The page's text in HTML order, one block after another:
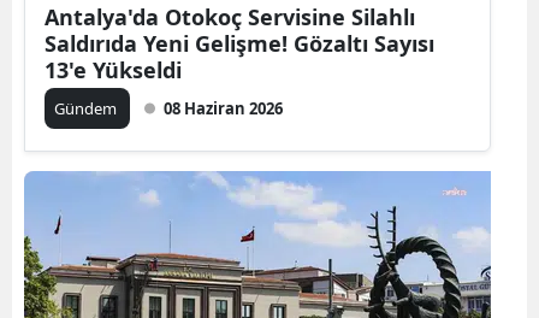
Antalya'da Otokoç Servisine Silahlı
Saldırıda Yeni Gelişme! Gözaltı Sayısı
13'e Yükseldi
Gündem 08 Haziran 2026